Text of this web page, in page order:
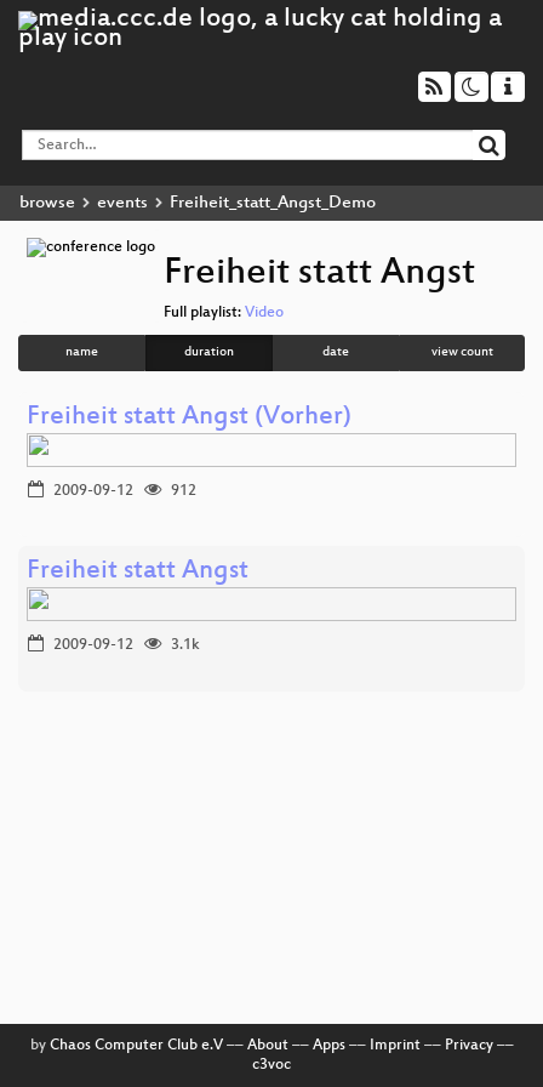
browse events Freiheit_statt_Angst_Demo
Freiheit statt Angst
Full playlist: Video
name duration date view count
Freiheit statt Angst (Vorher)
2009-09-12 912
Freiheit statt Angst
2009-09-12 3.1k
by Chaos Computer Club e.V–– About–– Apps–– Imprint–– Privacy––
c3voc